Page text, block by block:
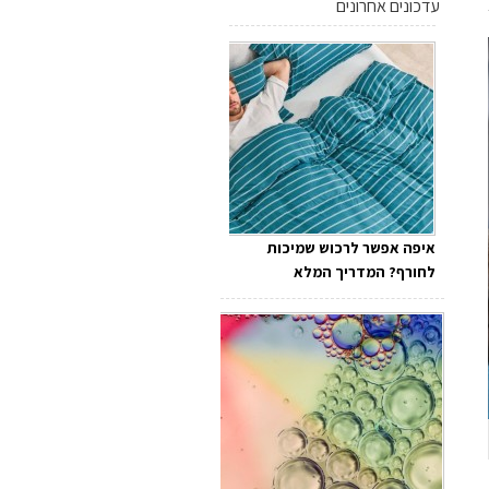
עדכונים אחרונים
איפה אפשר לרכוש שמיכות
לחורף? המדריך המלא